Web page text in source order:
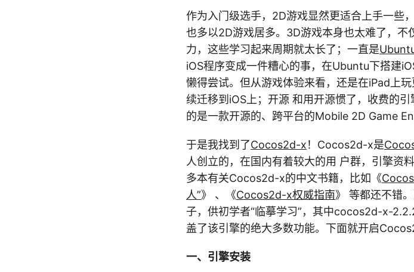
作为入门级选手，2D游戏显然更适合上手一些
也多以2D游戏居多。3D游戏本身也太难了，
力，这些学习起来周期就太长了；一直是
iOS程序变成一件糟心的事，在Ubuntu下搭建
懒得尝试。但从游戏体验来看，还是在iPad上
续迁移到iOS上；开源 和用开源惯了，收费的
的是一款开源的、跨平台的Mobile 2D Game
于是我找到了Cocos2d-x！Cocos2d-x是
人创立的，在国内有着较大的用 户群，引擎资
多本有关Cocos2d-x的中文书籍，比如《
人”》 、《Cocos2d-x权威指南》 等都还不错
子，供初学者“临摹学习”，其中cocos2d-x-
盖了该引擎的绝大多数功能。下面就开启
一、引擎安装